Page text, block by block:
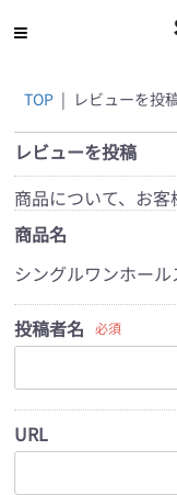
TOP | レビューを投
レビューを投稿
商品について、お客
商品名
シングルワンホー
投稿者名 必須
URL